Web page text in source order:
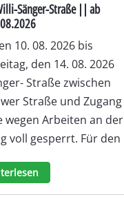
Sänger-Straße || ab
10. 08. 2026 bis
den 14. 08. 2026
Straße zwischen
Straße und Zugang
Arbeiten an der
voll gesperrt. Für den